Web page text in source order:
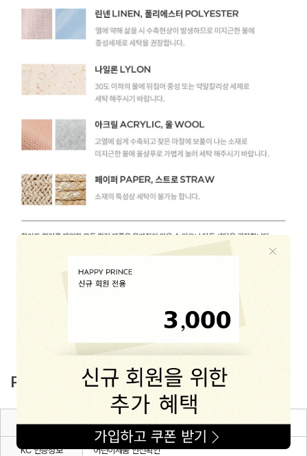
PRODUCT INFO
품명 및 모델명 뉴 홀리 여름 양말
KC 인증정보 어린이제품 안전확인